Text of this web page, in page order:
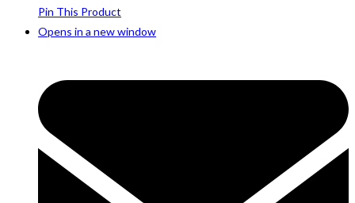
Pin This Product
Opens in a new window